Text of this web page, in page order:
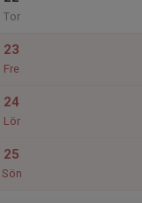
Tor
23
Fre
24
Lör
25
Sön